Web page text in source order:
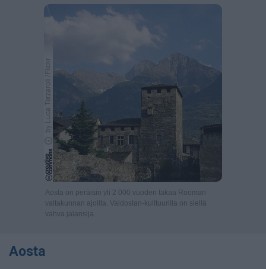
Aosta on peräisin yli 2 000 vuoden takaa Rooman
valtakunnan ajoilta. Valdostan-kulttuurilla on siellä
vahva jalansija.
Aosta